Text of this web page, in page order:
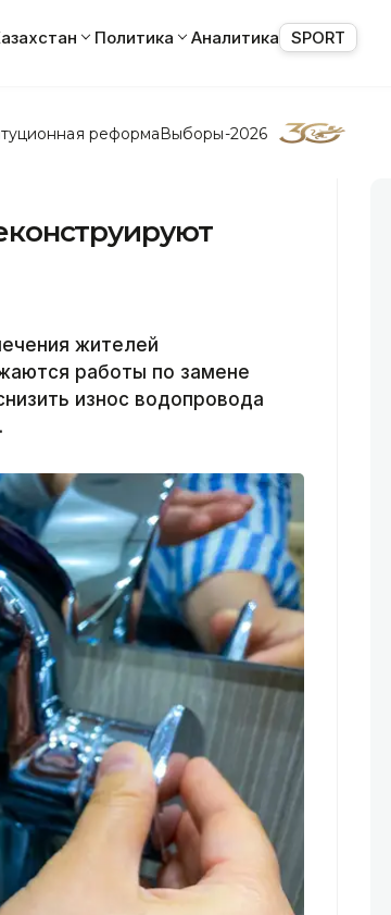
Политика Аналитика SPORT
реформаВыборы-2026
жителей
работы по замене
износ водопровода